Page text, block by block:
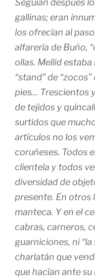
Seguían después
gallinas; eran
los ofrecían al
alfarería de Buño,
ollas. Mellid
“stand” de
pies… Trescientos
de tejidos y
surtidos que
artículos no los
coruñeses. Todos
clientela y todos
diversidad de
presente. En otros
manteca. Y en el
cabras, carneros,
guarniciones, ni
charlatán que
que hacían ante